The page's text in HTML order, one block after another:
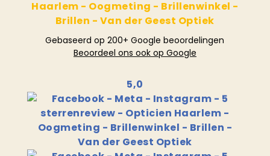
Gebaseerd op 200+ Google beoordelingen
Beoordeel ons ook op Google
5,0